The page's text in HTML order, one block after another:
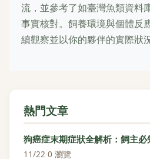
流，並參考了如臺灣魚類資料
事實核對。飼養環境與個體反
續觀察並以你的夥伴的實際狀
熱門文章
狗癌症末期症狀全解析：飼主
11/22·0 瀏覽